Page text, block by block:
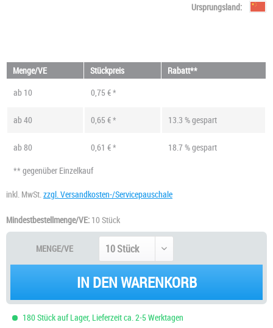
Ursprungsland:
Menge/VE Stückpreis
Rabatt**
ab 10 0,75 € *
ab40 0,65 € * 13.3 % gespart
ab80 0,61 € *
18.7 % gespart
** gegenüber Einzelkauf
inkl. MwSt. zzgl. Versandkosten-/Servicepauschale
Mindestbestellmenge/VE: 10 Stück
MENGE/VE
IN DEN WARENKORB
180 Stück auf Lager, Lieferzeit ca. 2-5 Werktagen